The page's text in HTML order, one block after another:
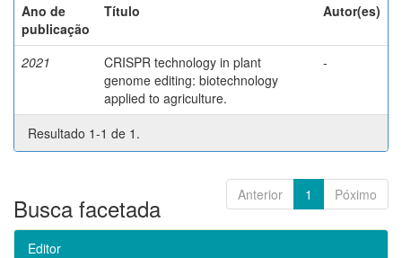
Ano de
publicação
Título Autor(es)
2021
CRISPR technology in plant
genome editing: biotechnology
applied to agriculture.
-
Resultado 1-1 de 1.
Anterior 1 Póximo
Busca facetada
Editor